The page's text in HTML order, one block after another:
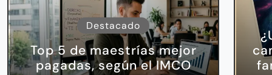
Destacado
Top 5 de maestrías mejor
pagadas, según el IMCO